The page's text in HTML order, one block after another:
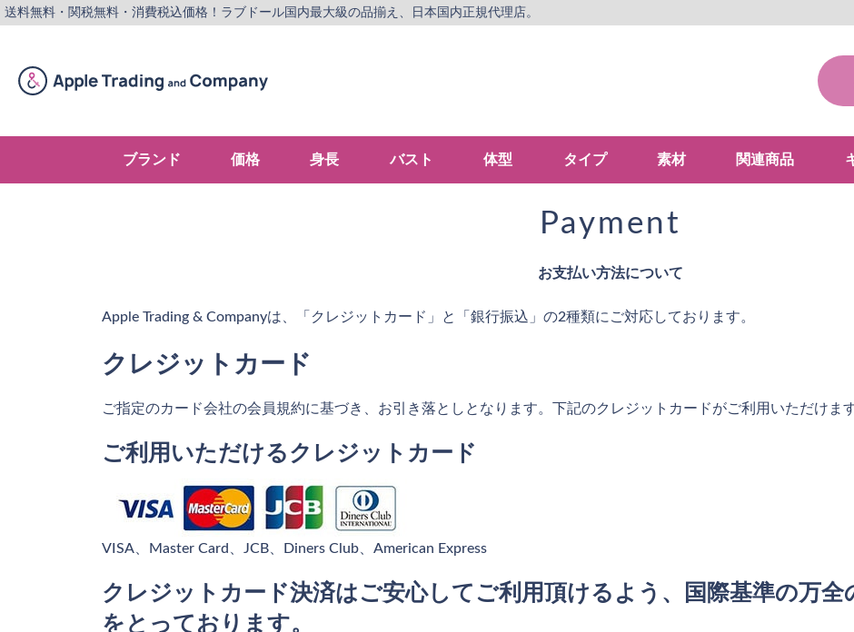
送料無料・関税無料・消費税込価格！ ラブドール国内最大級の品揃え、日本国内正規代理店。
ブランド 価格 身長 バスト 体型 タイプ 素材 関連商品
Payment
お支払い方法について
Apple Trading & Companyは、「クレジットカード」と「銀行振込」の2種類にご対応しております。
クレジットカード
ご指定のカード会社の会員規約に基づき、お引き落としとなります。下記のクレジットカードがご利用いただけます
ご利用いただけるクレジットカード
VISA、Master Card、JCB、Diners Club、American Express
クレジットカード決済はご安心してご利用頂けるよう、国際基準の万全
をとっております。